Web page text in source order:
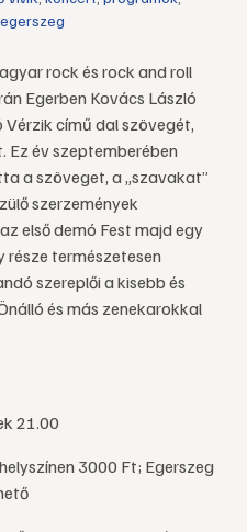
rock és rock and roll
Egerben Kovács László
című dal szövegét,
Ez év szeptemberében
a szöveget, a „szavakat”
szerzemények
első demó Fest majd egy
része természetesen
szereplői a kisebb és
és más zenekarokkal
21.00
3000 Ft; Egerszeg